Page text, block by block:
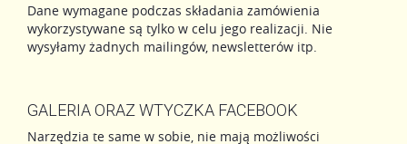
Dane wymagane podczas składania zamówienia
wykorzystywane są tylko w celu jego realizacji. Nie
wysyłamy żadnych mailingów, newsletterów itp.
GALERIA ORAZ WTYCZKA FACEBOOK
Narzędzia te same w sobie, nie mają możliwości